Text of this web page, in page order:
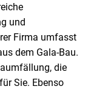
und
Firma umfasst
dem Gala-Bau.
die
Sie. Ebenso